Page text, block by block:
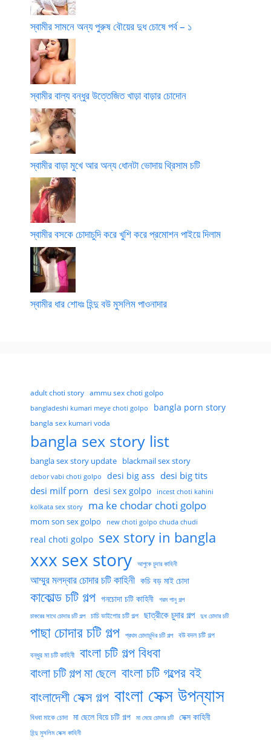
স্বামীর সামনে অন্য পুরুষ বৌয়ের দুধ চোষে পর্ব – ১
স্বামীর বাল্য বন্ধুর উত্তেজিত খাড়া বাড়ার চোদোন
স্বামীর বাড়া মুখে আর অন্য ধোনটা ভোদায় থ্রিসাম চটি
স্বামীর বসকে চোদাচুদি করে খুশি করে প্রমোশন পাইয়ে দিলাম
স্বামীর ধার শোধঃ হিন্দু বউ মুসলিম পাওনাদার
adult choti story ammu sex choti golpo
bangladeshi kumari meye choti golpo bangla porn story
bangla sex kumari voda
bangla sex story list
bangla sex story update blackmail sex story
debor vabi choti golpo desi big ass desi big tits
desi milf porn desi sex golpo incest choti kahini
kolkata sex story ma ke chodar choti golpo
mom son sex golpo new choti golpo chuda chudi
real choti golpo sex story in bangla
xxx sex story আপুকে চুদার কাহিনী
আম্মুর মলদ্বার চোদার চটি কাহিনী কচি বড় মাই চোদা
কাকোল্ড চটি গল্প গনচোদা চটি কাহিনী গরম পানু গল্প
চাকরের সাথে চোদার চটি গল্প চাচি ভাইপোর চটি গল্প ছাত্রীকে চুদার গল্প দুধ চোদার চটি
পাছা চোদার চটি গল্প প্রথম চোদাচুদির চটি গল্প বউ বদল চটি গল্প
বন্ধুর মা চটি কাহিনী বাংলা চটি গল্প বিধবা
বাংলা চটি গল্প মা ছেলে বাংলা চটি গল্পের বই
বাংলাদেশী সেক্স গল্প বাংলা সেক্স উপন্যাস
বিধবা মাকে চোদা মা ছেলে বিয়ে চটি গল্প মা মেয়ে চোদার চটি সেক্স কাহিনী
হিন্দু মুসলিম সেক্স কাহিনী